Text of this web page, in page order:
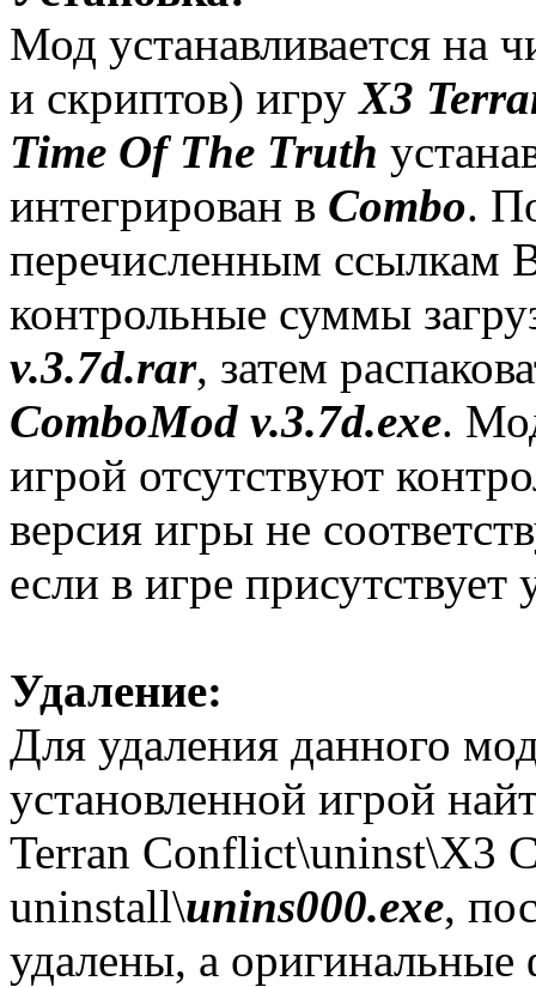
Мод устанавливается на
и скриптов) игруX3
Time Of The Truth
интегрирован в Combo.
перечисленным ссылкам
контрольные суммы
v.3.7d.rar, затем
ComboMod v.3.7d.exe.
игрой отсутствуют
версия игры не
если в игре
Удаление:
Для удаления данного
установленной игрой
Terran Conflict\uninst\X3
uninstall\unins000.exe,
удалены, а